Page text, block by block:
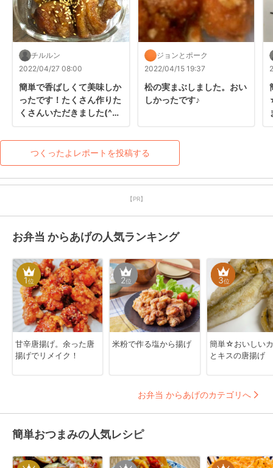
チルルン
2022/04/27 08:00
簡単で香ばしくて美味しか
ったです！たくさん作りた
くさんいただきました(^^)
ます！また作りたいです。
ジョンとポーク
2022/04/15 19:37
松の実まぶしました。おい
しかったです♪
つくったよレポートを投稿する
【PR】
お弁当 からあげの人気ランキング
1位
甘辛唐揚げ。余った唐
揚げでリメイク！
2位
米粉で作る塩から揚げ
3位
簡単☆おいしい
とキスの唐揚げ
お弁当 からあげのカテゴリへ
簡単おつまみの人気レシピ